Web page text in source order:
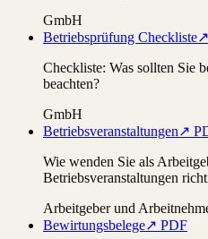
GmbH
Betriebsprüfung Checkliste
Checkliste: Was sollten Sie
beachten?
GmbH
Betriebsveranstaltungen↗
Wie wenden Sie als
Betriebsveranstaltungen
Arbeitgeber und
Bewirtungsbelege↗ PDF